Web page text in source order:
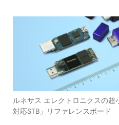
ルネサス エレクトロニクスの超
対応STB」リファレンスボード